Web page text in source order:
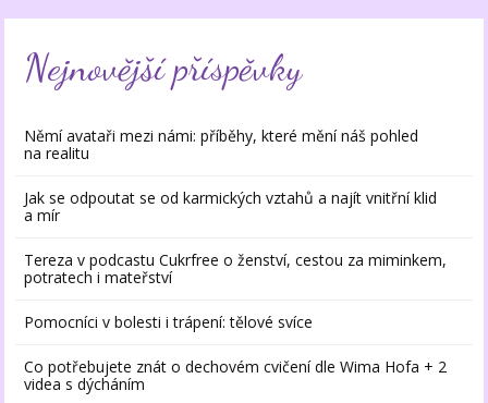
Nejnovější příspěvky
Němí avataři mezi námi: příběhy, které mění náš pohled
na realitu
Jak se odpoutat se od karmických vztahů a najít vnitřní klid
a mír
Tereza v podcastu Cukrfree o ženství, cestou za miminkem,
potratech i mateřství
Pomocníci v bolesti i trápení: tělové svíce
Co potřebujete znát o dechovém cvičení dle Wima Hofa + 2
videa s dýcháním